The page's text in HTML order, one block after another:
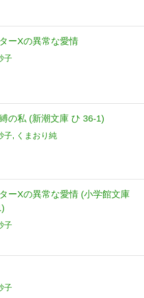
ーXの異常な愛情
子
の私 (新潮文庫 ひ 36-1)
子 くまおり純
ーXの異常な愛情 (小学館文庫
子
子